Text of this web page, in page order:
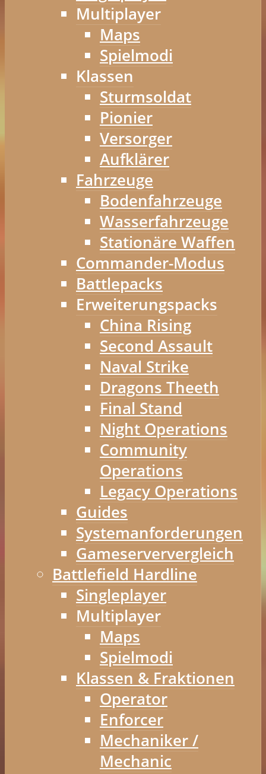
Multiplayer
Maps
Spielmodi
Klassen
Sturmsoldat
Pionier
Versorger
Aufklärer
Fahrzeuge
Bodenfahrzeuge
Wasserfahrzeuge
Stationäre Waffen
Commander-Modus
Battlepacks
Erweiterungspacks
China Rising
Second Assault
Naval Strike
Dragons Theeth
Final Stand
Night Operations
Community
Operations
Legacy Operations
Guides
Systemanforderungen
Gameserververgleich
Battlefield Hardline
Singleplayer
Multiplayer
Maps
Spielmodi
Klassen & Fraktionen
Operator
Enforcer
Mechaniker /
Mechanic